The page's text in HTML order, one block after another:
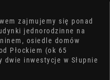
zajmujemy się ponad
jednorodzinne na
osiedle domów
Płockiem (ok 65
dwie inwestycje w Słupnie